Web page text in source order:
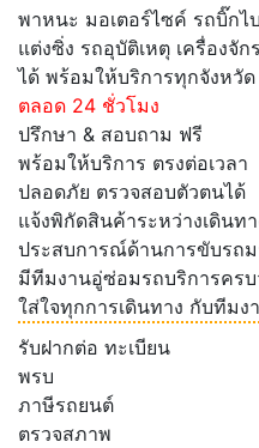
พาหนะ มอเตอร์ไซค์ รถบิ๊กไ
แต่งซิ่ง รถอุบัติเหตุ เครื่องจั
ได้ พร้อมให้บริการทุกจังหวั
ตลอด 24 ชั่วโมง
ปรึกษา & สอบถาม ฟรี
พร้อมให้บริการ ตรงต่อเวลา
ปลอดภัย ตรวจสอบตัวตนได้
แจ้งพิกัดสินค้าระหว่างเดินท
ประสบการณ์ด้านการขับรถ
มีทีมงานอู่ซ่อมรถบริการครบ
ใส่ใจทุกการเดินทาง กับทีม
รับฝากต่อ ทะเบียน
พรบ
ภาษีรถยนต์
ตรวจสภาพ